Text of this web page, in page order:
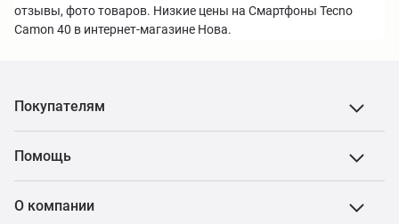
отзывы, фото товаров. Низкие цены на Смартфоны Tecno
Camon 40 в интернет-магазине Нова.
Покупателям
Помощь
О компании